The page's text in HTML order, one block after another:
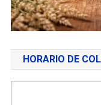
HORARIO DE